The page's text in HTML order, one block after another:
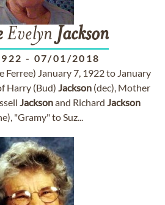
Evelyn Jackson
- 07/01/2018
Ferree) January 7, 1922 to January
Harry (Bud) Jackson (dec), Mother
Jacksonand Richard Jackson
"Gramy" to Suz...